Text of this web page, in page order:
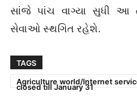
સાંજે પાંચ વાગ્યા સુધી આ
સેવાઓ સ્થગિત રહેશે.
TAGS
Agriculture world/Internet
closed till January 31